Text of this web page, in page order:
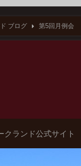
ブログ 第5回月例会
クランド公式サイト